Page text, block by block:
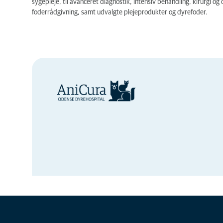
sygepleje, til avanceret diagnostik, intensiv behandling, kirurgi
foderrådgivning, samt udvalgte plejeprodukter og dyrefoder.